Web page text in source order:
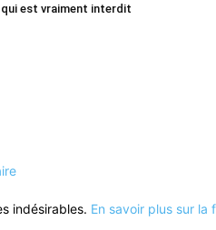
qui est vraiment interdit
indésirables. En savoir plus sur la